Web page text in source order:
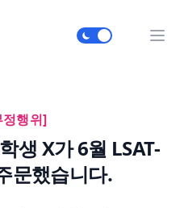
메
정행위]
생 X가 6월 LSAT-
문했습니다.